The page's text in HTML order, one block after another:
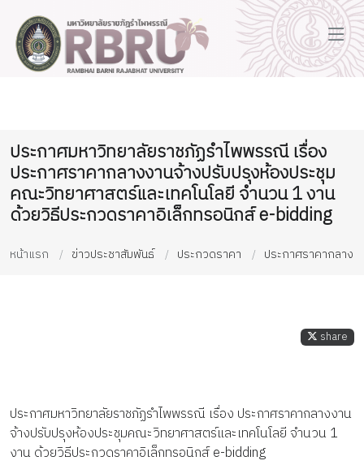
ประกาศมหาวิทยาลัยราชภัฏรำไพพรรณี เรื่อง
ประกาศราคากลางงานจ้างปรับปรุงห้องประชุม
คณะวิทยาศาสตร์และเทคโนโลยี จำนวน 1 งาน
ด้วยวิธีประกวดราคาอิเล็กทรอนิกส์ e-bidding
หน้าแรก ข่าวประชาสัมพันธ์ ประกวดราคา ประกาศราคากลาง
share
ประกาศมหาวิทยาลัยราชภัฏรำไพพรรณี เรื่อง ประกาศราคากลางงาน
จ้างปรับปรุงห้องประชุมคณะวิทยาศาสตร์และเทคโนโลยี จำนวน 1
งาน ด้วยวิธีประกวดราคาอิเล็กทรอนิกส์ e-bidding